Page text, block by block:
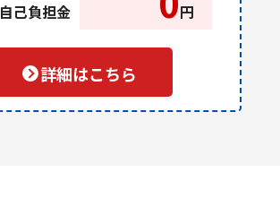
自己負担金
円
詳細はこちら